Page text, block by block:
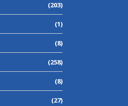
(203)
(1)
(8)
(258)
(8)
(27)